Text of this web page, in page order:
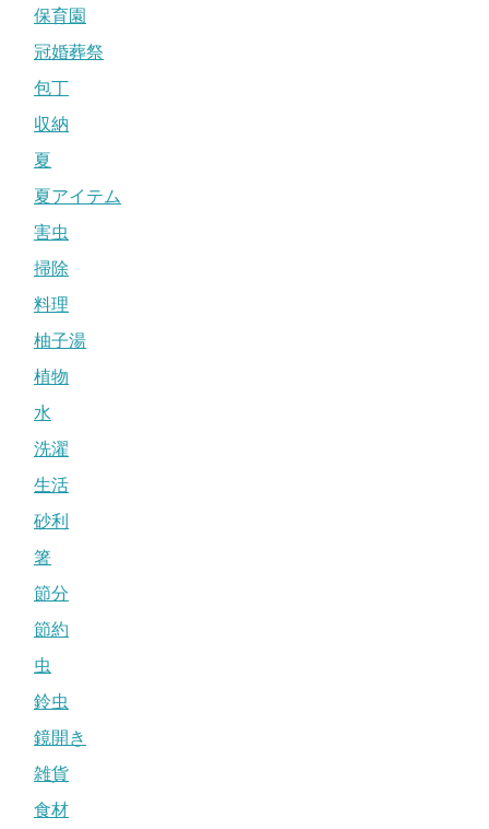
保育園
冠婚葬祭
包丁
収納
夏
夏アイテム
害虫
掃除
料理
柚子湯
植物
水
洗濯
生活
砂利
箸
節分
節約
虫
鈴虫
鏡開き
雑貨
食材